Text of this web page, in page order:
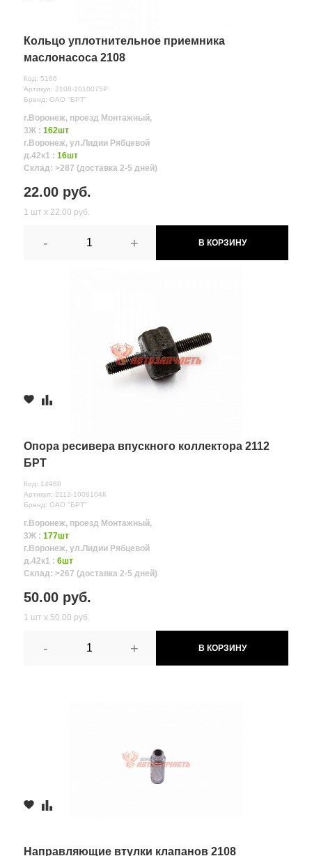
Кольцо уплотнительное приемника
маслонасоса 2108
Код: 5166
Артикул: 2108-1010075Р
Бренд: ОАО "БРТ"
г.Воронеж, проезд Монтажный,
3Ж : 162шт
г.Воронеж, ул.Лидии Рябцевой
д.42к1 : 16шт
Склад: >287 (доставка 2-5 дней)
22.00 руб.
1 шт х 22.00 руб.
- + В КОРЗИНУ
Опора ресивера впускного коллектора 2112
БРТ
Код: 14988
Артикул: 2112-1008104К
Бренд: ОАО "БРТ"
г.Воронеж, проезд Монтажный,
3Ж : 177шт
г.Воронеж, ул.Лидии Рябцевой
д.42к1 : 6шт
Склад: >267 (доставка 2-5 дней)
50.00 руб.
1 шт х 50.00 руб.
- + В КОРЗИНУ
Направляющие втулки клапанов 2108